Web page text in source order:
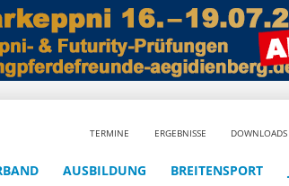
TERMINE ERGEBNISSE DOWNLOADS
AUSBILDUNG BREITENSPORT